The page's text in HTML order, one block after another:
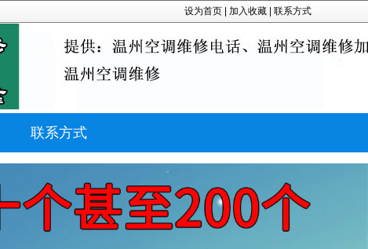
设为首页 加入收藏 联系方式
联系方式